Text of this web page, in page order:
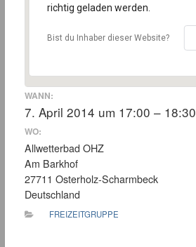
richtig geladen werden.
Bist du Inhaber dieser Website?
WANN:
7. April 2014 um 17:00 – 18:30
WO:
Allwetterbad OHZ
Am Barkhof
27711 Osterholz-Scharmbeck
Deutschland
FREIZEITGRUPPE